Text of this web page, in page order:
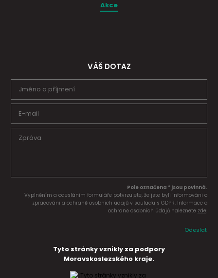
Akce
VÁŠ DOTAZ
Pole označena * jsou povinná.
Vyplněním a odesláním formuláře potvrzujete, že jste byli informováni o
zpracování a ochraně osobních údajů v souladu s GDPR. Informace o
ochraně osobních údajů naleznete zde.
Odeslat
Tyto stránky vznikly za podpory
Moravskoslezského kraje.